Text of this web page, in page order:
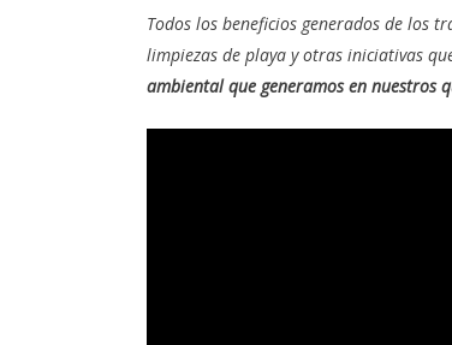
Todos los beneficios generados de los
limpiezas de playa y otras iniciativas
ambiental que generamos en nuestros